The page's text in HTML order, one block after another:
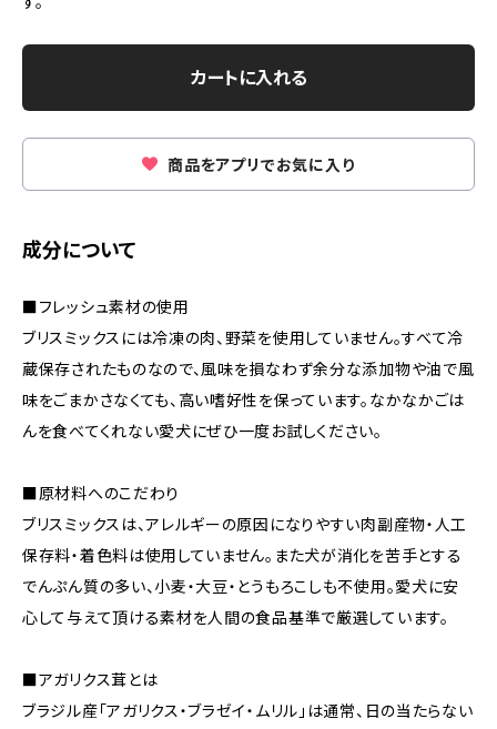
カートに入れる
商品をアプリでお気に入り
成分について
■フレッシュ素材の使用
ブリスミックスには冷凍の肉、野菜を使用していません。すべて冷
蔵保存されたものなので、風味を損なわず余分な添加物や油で風
味をごまかさなくても、高い嗜好性を保っています。なかなかごは
んを食べてくれない愛犬にぜひ一度お試しください。
■原材料へのこだわり
ブリスミックスは、アレルギーの原因になりやすい肉副産物・人工
保存料・着色料は使用していません。また犬が消化を苦手とする
でんぷん質の多い、小麦・大豆・とうもろこしも不使用。愛犬に安
心して与えて頂ける素材を人間の食品基準で厳選しています。
■アガリクス茸とは
ブラジル産「アガリクス・ブラゼイ・ムリル」は通常、日の当たらない